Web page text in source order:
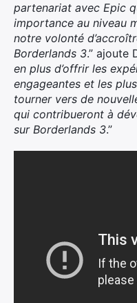
partenariat avec Epic
importance au niveau
notre volonté
Borderlands 3.” ajoute
en plus d’offrir les
engageantes et les
tourner vers de
qui contribueront à
sur Borderlands 3.”